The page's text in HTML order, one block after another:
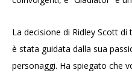
La decisione di Ridley Scott
è stata guidata dalla sua
personaggi. Ha spiegato che